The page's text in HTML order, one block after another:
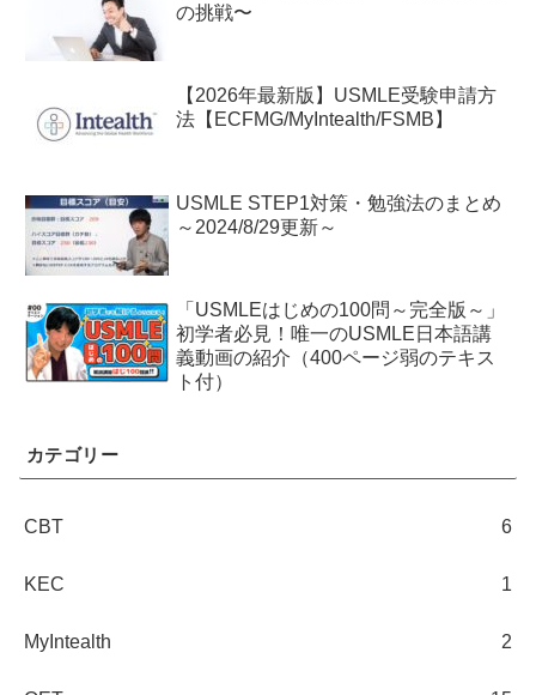
の挑戦〜
【2026年最新版】USMLE受験申請方
法【ECFMG/MyIntealth/FSMB】
USMLE STEP1対策・勉強法のまとめ
～2024/8/29更新～
「USMLEはじめの100問～完全版～」
初学者必見！唯一のUSMLE日本語講
義動画の紹介（400ページ弱のテキス
ト付）
カテゴリー
CBT 6
KEC 1
MyIntealth 2